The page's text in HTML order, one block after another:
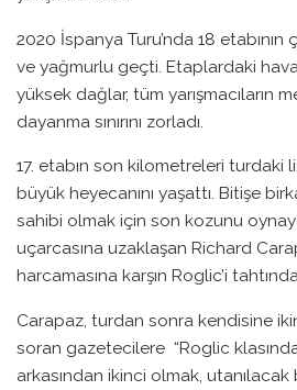
2020 İspanya Turu’nda 18
ve yağmurlu geçti. Etaplardaki hava
yüksek dağlar, tüm yarışmacıların
dayanma sınırını zorladı.
17. etabın son kilometreleri turdaki
büyük heyecanını yaşattı. Bitişe
sahibi olmak için son kozunu
uçarcasına uzaklaşan Richard
harcamasına karşın Roglic’i
Carapaz, turdan sonra kendisine
soran gazetecilere “Roglic
arkasından ikinci olmak, utanılacak